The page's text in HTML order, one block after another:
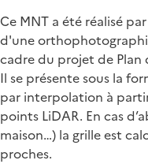
Ce MNT a été réalisé
d'une
cadre du projet de Plan
Il se présente sous la
par interpolation à
points LiDAR. En cas
maison…) la grille est
proches.